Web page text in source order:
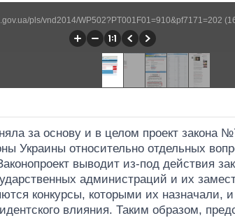
pls/vnd2014/WP502?PT001F01=910&pf7171=202
за основу и в целом проект закона
Украины относительно отдельных
выводит из-под действия
администраций и их
конкурсы, которыми их назначали,
влияния. Таким образом,